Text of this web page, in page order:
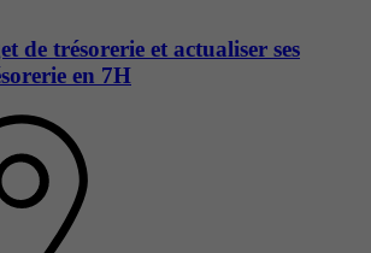
de trésorerie et actualiser ses
en 7H